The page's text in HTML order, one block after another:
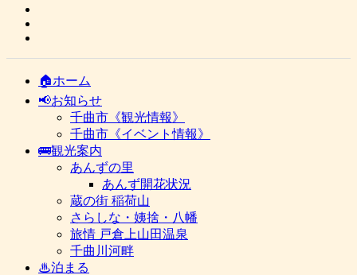
🏠ホーム
📢お知らせ
千曲市《観光情報》
千曲市《イベント情報》
🚌観光案内
あんずの里
あんず開花状況
蔵の街 稲荷山
さらしな・姨捨・八幡
旅情 戸倉上山田温泉
千曲川河畔
♨泊まる